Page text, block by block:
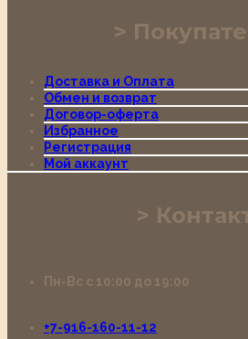
Доставка и Оплата
Обмен и возврат
Договор-оферта
Избранное
Регистрация
Мой аккаунт
Пн-Вс с 10:00 до 19:00
+7-916-160-11-12